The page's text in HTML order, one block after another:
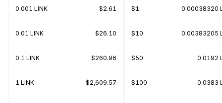
0.001 LINK $2.61
0.01 LINK $26.10
0.1 LINK $260.96
1 LINK $2,609.57
$1 0.00038320
$10 0.00383205
$50 0.0192
$100 0.0383